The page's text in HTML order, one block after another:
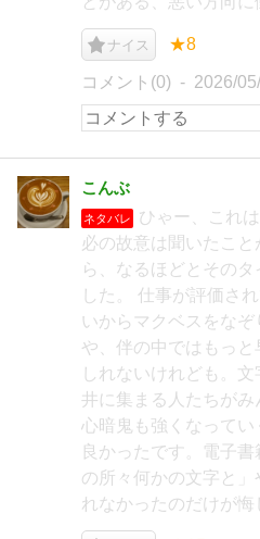
ナイス ★8
コメント(0) 2026/
こんぶ
ネタバレ
ひゃー、これ
必の故意は聞いたこ
ら、なるほどとその
した。 仕事が評価さ
いからマクベスをな
や、伴の中ではもっ
しれないけれども。
井に集まる人たちが
心暗鬼も強くなってい
良かったです。電子
の所々何かの文字と
れなかったのだけが悔